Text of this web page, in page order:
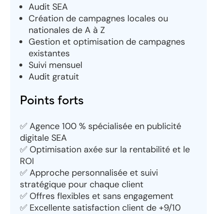
Audit SEA
Création de campagnes locales ou
nationales de A à Z
Gestion et optimisation de campagnes
existantes
Suivi mensuel
Audit gratuit
Points forts
✅ Agence 100 % spécialisée en publicité
digitale SEA
✅ Optimisation axée sur la rentabilité et le
ROI
✅ Approche personnalisée et suivi
stratégique pour chaque client
✅ Offres flexibles et sans engagement
✅ Excellente satisfaction client de +9/10